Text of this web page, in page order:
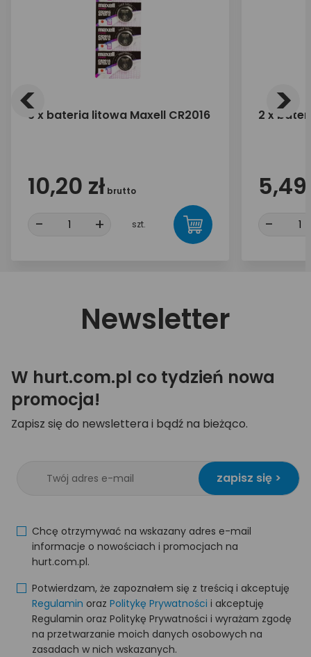
5 x bateria litowa Maxell CR2016
10,20 zł brutto
- + szt.
2 x
5,49
-
< >
Newsletter
W hurt.com.pl co tydzień nowa
promocja!
Zapisz się do newslettera i bądź na bieżąco.
zapisz się >
Chcę otrzymywać na wskazany adres e-mail
informacje o nowościach i promocjach na
hurt.com.pl.
Potwierdzam, że zapoznałem się z treścią i akceptuję
Regulamin oraz Politykę Prywatności i akceptuję
Regulamin oraz Politykę Prywatności i wyrażam zgodę
na przetwarzanie moich danych osobowych na
zasadach w nich wskazanych.